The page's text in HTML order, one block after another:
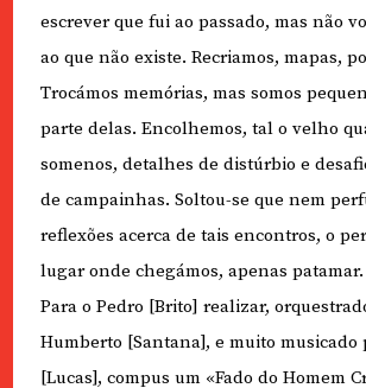
escrever que fui ao passado, mas não
ao que não existe. Recriamos, mapas,
Trocámos memórias, mas somos
parte delas. Encolhemos, tal o velho
somenos, detalhes de distúrbio e
de campainhas. Soltou-se que nem
reflexões acerca de tais encontros, o
lugar onde chegámos, apenas patamar.
Para o Pedro [Brito] realizar,
Humberto [Santana], e muito musicado
[Lucas], compus um «Fado do Homem